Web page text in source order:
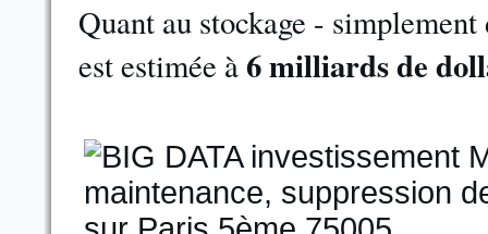
Quant au stockage -
est estimée à6 milliards de